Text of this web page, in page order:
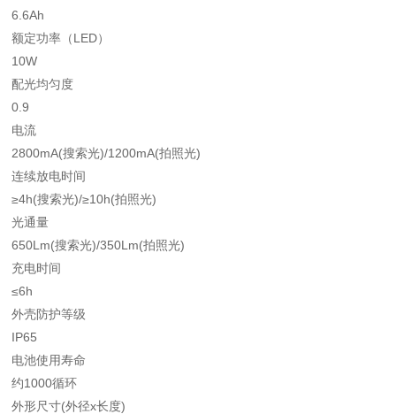
6.6Ah
额定功率（LED）
10W
配光均匀度
0.9
电流
2800mA(搜索光)/1200mA(拍照光)
连续放电时间
≥4h(搜索光)/≥10h(拍照光)
光通量
650Lm(搜索光)/350Lm(拍照光)
充电时间
≤6h
外壳防护等级
IP65
电池使用寿命
约1000循环
外形尺寸(外径x长度)